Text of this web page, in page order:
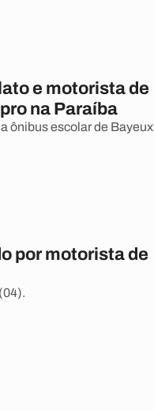
e motorista de
na Paraíba
ônibus escolar de Bayeux
por motorista de